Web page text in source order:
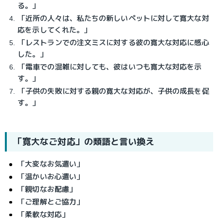
る。」
「近所の人々は、私たちの新しいペットに対して寛大な対
応を示してくれた。」
「レストランでの注文ミスに対する彼の寛大な対応に感心
した。」
「電車での混雑に対しても、彼はいつも寛大な対応を示
す。」
「子供の失敗に対する親の寛大な対応が、子供の成長を促
す。」
「寛大なご対応」の類語と言い換え
「大変なお気遣い」
「温かいお心遣い」
「親切なお配慮」
「ご理解とご協力」
「柔軟な対応」